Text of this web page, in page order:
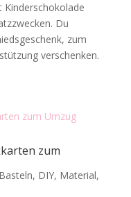
Kinderschokolade
Du
zum
verschenken.
zum
Basteln, DIY, Material,